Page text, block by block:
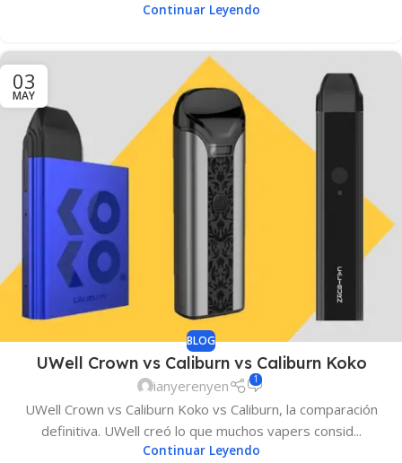
Continuar Leyendo
03
MAY
BLOG
UWell Crown vs Caliburn vs Caliburn Koko
ianyerenyen 1
UWell Crown vs Caliburn Koko vs Caliburn, la comparación
definitiva. UWell creó lo que muchos vapers consid...
Continuar Leyendo